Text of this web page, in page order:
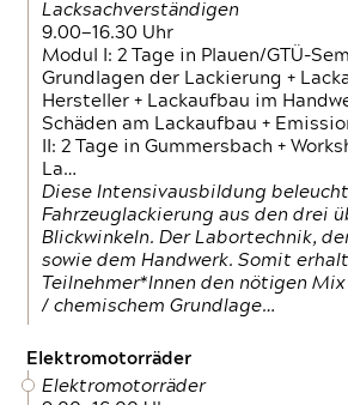
Lacksachverständigen
9.00—16.30 Uhr
Modul I: 2 Tage in Plauen/GTÜ-
Grundlagen der Lackierung +
Hersteller + Lackaufbau im
Schäden am Lackaufbau +
II: 2 Tage in Gummersbach +
La…
Diese Intensivausbildung
Fahrzeuglackierung aus den drei
Blickwinkeln. Der Labortechnik,
sowie dem Handwerk. Somit
Teilnehmer*Innen den nötigen
/ chemischem Grundlage…
Elektromotorräder
Elektromotorräder